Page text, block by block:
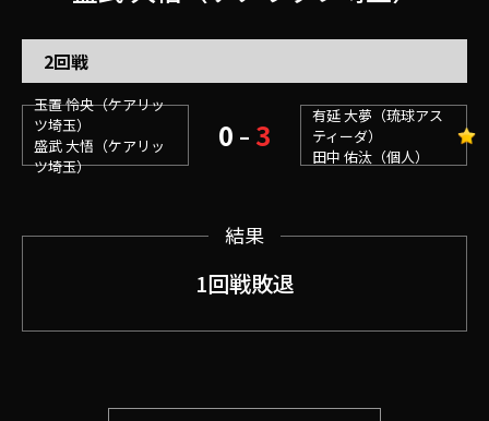
2回戦
玉置 怜央（ケアリッ
ツ埼玉）
盛武 大悟（ケアリッ
ツ埼玉）
0 – 3
有延 大夢（琉球アス
ティーダ）
田中 佑汰（個人）
結果
1回戦敗退